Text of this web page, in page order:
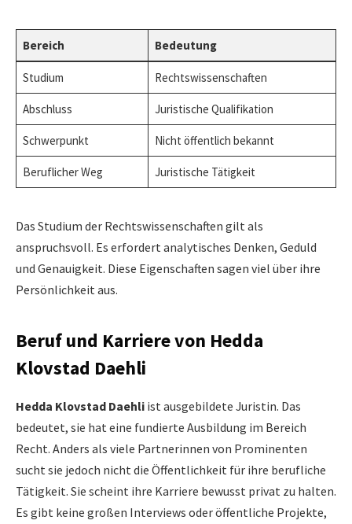
Bereich Bedeutung
Studium Rechtswissenschaften
Abschluss Juristische Qualifikation
Schwerpunkt Nicht öffentlich bekannt
Beruflicher Weg Juristische Tätigkeit
Das Studium der Rechtswissenschaften gilt als
anspruchsvoll. Es erfordert analytisches Denken, Geduld
und Genauigkeit. Diese Eigenschaften sagen viel über ihre
Persönlichkeit aus.
Beruf und Karriere von Hedda
Klovstad Daehli
Hedda Klovstad Daehli ist ausgebildete Juristin. Das
bedeutet, sie hat eine fundierte Ausbildung im Bereich
Recht. Anders als viele Partnerinnen von Prominenten
sucht sie jedoch nicht die Öffentlichkeit für ihre berufliche
Tätigkeit. Sie scheint ihre Karriere bewusst privat zu halten.
Es gibt keine großen Interviews oder öffentliche Projekte,